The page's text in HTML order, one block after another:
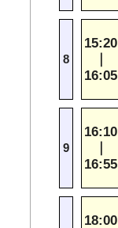
8
15:20
16:05
9
16:10
16:55
18:00